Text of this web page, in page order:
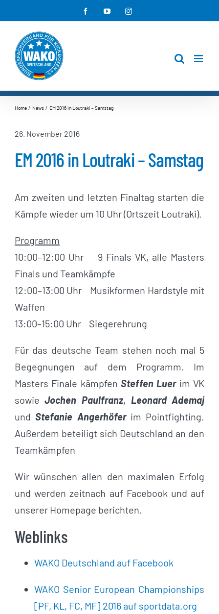
Inhalt
springen
FacebookYouTubeInstagram
Home News EM 2016 in Loutraki – Samstag
26. November 2016
EM 2016 in Loutraki – Samstag
Am zweiten und letzten Finaltag starten die
Kämpfe wieder um 10 Uhr (Ortszeit Loutraki).
Programm
10:00–12:00 Uhr 9 Finals VK, alle Masters
Finals und Teamkämpfe
12:00–13:00 Uhr Musikformen Hardstyle mit
Waffen
13:00–15:00 Uhr Siegerehrung
Für das deutsche Team stehen noch mal 5
Begegnungen auf dem Programm. Im
Masters Finale kämpfen Steffen Luerim VK
sowie Jochen Paulfranz, Leonard Ademaj
undStefanie Angerhöferim Pointfighting.
Außerdem beteiligt sich Deutschland an den
Teamkämpfen
Wir wünschen allen den maximalen Erfolg
und werden zeitnach auf Facebook und auf
unserer Homepage berichten.
Weblinks
WAKO Deutschland auf Facebook
WAKO Senior European Championships
[PF, KL, FC, MF] 2016 auf sportdata.org